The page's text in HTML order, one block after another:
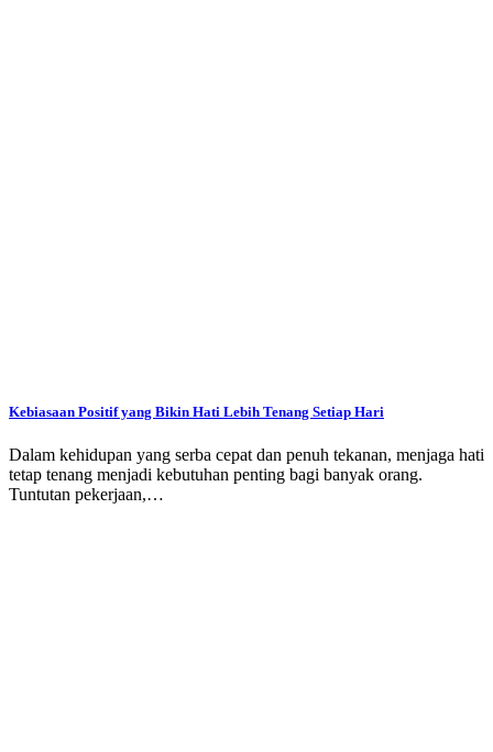
Kebiasaan Positif yang Bikin Hati Lebih Tenang Setiap Hari
Dalam kehidupan yang serba cepat dan penuh tekanan, menjaga hati
tetap tenang menjadi kebutuhan penting bagi banyak orang.
Tuntutan pekerjaan,…